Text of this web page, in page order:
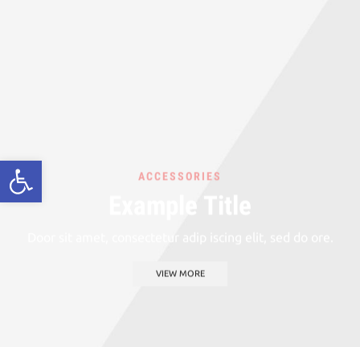
ACCESSORIES
VIEW MORE